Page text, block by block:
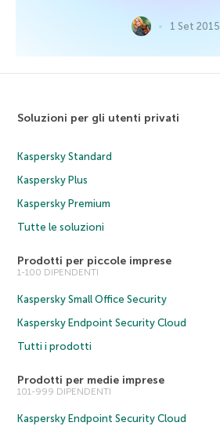
1 Set 2015
Soluzioni per gli utenti privati
Kaspersky Standard
Kaspersky Plus
Kaspersky Premium
Tutte le soluzioni
Prodotti per piccole imprese
1-100 DIPENDENTI
Kaspersky Small Office Security
Kaspersky Endpoint Security Cloud
Tutti i prodotti
Prodotti per medie imprese
101-999 DIPENDENTI
Kaspersky Endpoint Security Cloud